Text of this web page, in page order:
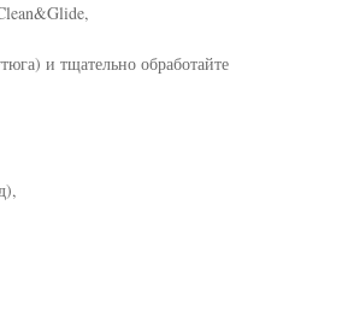
и тщательно обработайте